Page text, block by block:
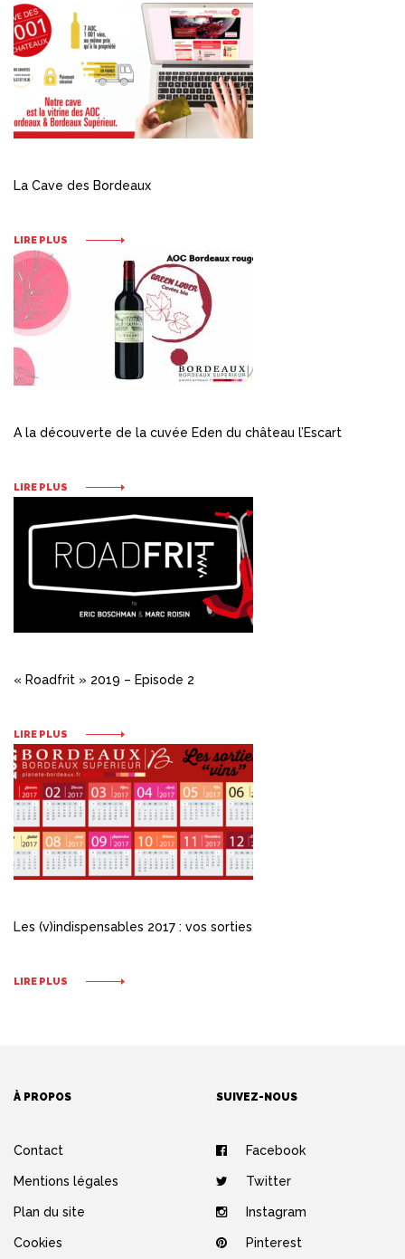
La Cave des Bordeaux
LIRE PLUS
A la découverte de la cuvée Eden du château l’Escart
LIRE PLUS
« Roadfrit » 2019 – Episode 2
LIRE PLUS
Les (v)indispensables 2017 : vos sorties
LIRE PLUS
À PROPOS
Contact
Mentions légales
Plan du site
Cookies
SUIVEZ-NOUS
Facebook
Twitter
Instagram
Pinterest